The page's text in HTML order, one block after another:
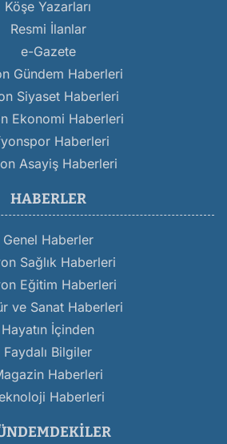
Köşe Yazarları
Resmi İlanlar
e-Gazete
Gündem Haberleri
Siyaset Haberleri
Ekonomi Haberleri
Haberleri
Asayiş Haberleri
HABERLER
Genel Haberler
Sağlık Haberleri
Eğitim Haberleri
ve Sanat Haberleri
Hayatın İçinden
Faydalı Bilgiler
Haberleri
Haberleri